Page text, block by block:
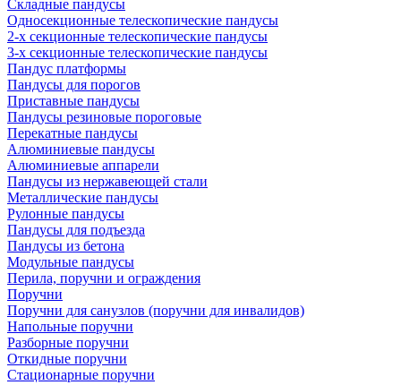
Складные пандусы
Односекционные телескопические пандусы
2-х секционные телескопические пандусы
3-х секционные телескопические пандусы
Пандус платформы
Пандусы для порогов
Приставные пандусы
Пандусы резиновые пороговые
Перекатные пандусы
Алюминиевые пандусы
Алюминиевые аппарели
Пандусы из нержавеющей стали
Металлические пандусы
Рулонные пандусы
Пандусы для подъезда
Пандусы из бетона
Модульные пандусы
Перила, поручни и ограждения
Поручни
Поручни для санузлов (поручни для инвалидов)
Напольные поручни
Разборные поручни
Откидные поручни
Стационарные поручни